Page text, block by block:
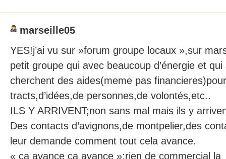
marseille05
YES!j’ai vu sur »forum groupe locaux »,sur
petit groupe qui avec beaucoup d’énergie et
cherchent des aides(meme pas
tracts,d’idées,de personnes,de volontés,etc..
ILS Y ARRIVENT;non sans mal mais ils y
Des contacts d’avignons,de montpelier,des
leur demande comment tout cela avance.
« ca avance ca avance »;rien de commercial la